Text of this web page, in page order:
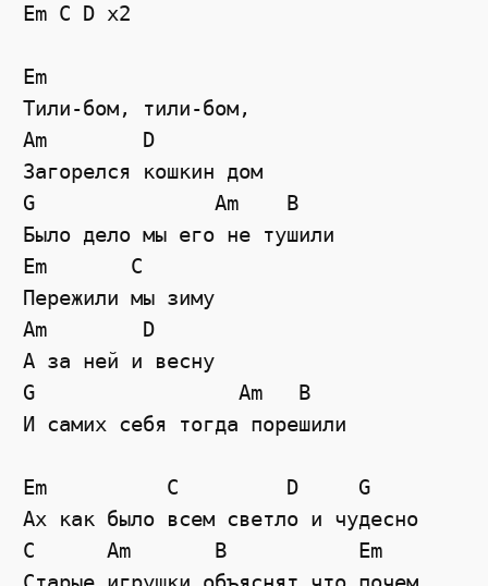
Em C D x2
Em
Тили-бом, тили-бом,
Am
D
Загорелся кошкин дом
G
Am
B
Было дело мы его не тушили
Em
C
Пережили мы зиму
Am
D
А за ней и весну
G
Am
B
И самих себя тогда порешили
Em C D
G
Ах как было всем светло и чудесно
C
Am B
Em